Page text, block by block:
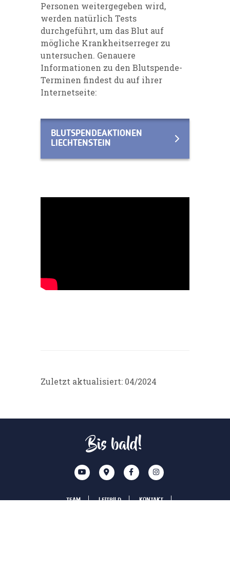
Personen weitergegeben wird,
werden natürlich Tests
durchgeführt, um das Blut auf
mögliche Krankheitserreger zu
untersuchen. Genauere
Informationen zu den Blutspende-
Terminen findest du auf ihrer
Internetseite:
BLUTSPENDEAKTIONEN
LIECHTENSTEIN
Zuletzt aktualisiert: 04/2024
Bis bald!
TEAM LEITBILD
KONTAKT